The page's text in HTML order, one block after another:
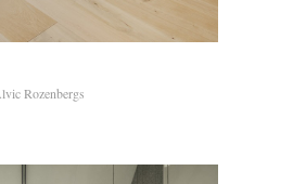
Rozenbergs